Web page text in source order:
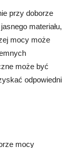
przy doborze
materiału,
mocy może
może być
odpowiedni
mocy